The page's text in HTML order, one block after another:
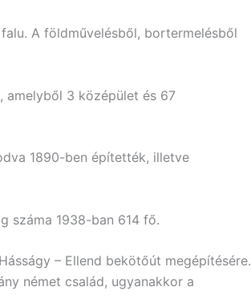
A földművelésből, bortermelésből
amelyből 3 középület és 67
1890-ben építették, illetve
száma 1938-ban 614 fő.
– Ellend bekötőút megépítésére.
német család, ugyanakkor a